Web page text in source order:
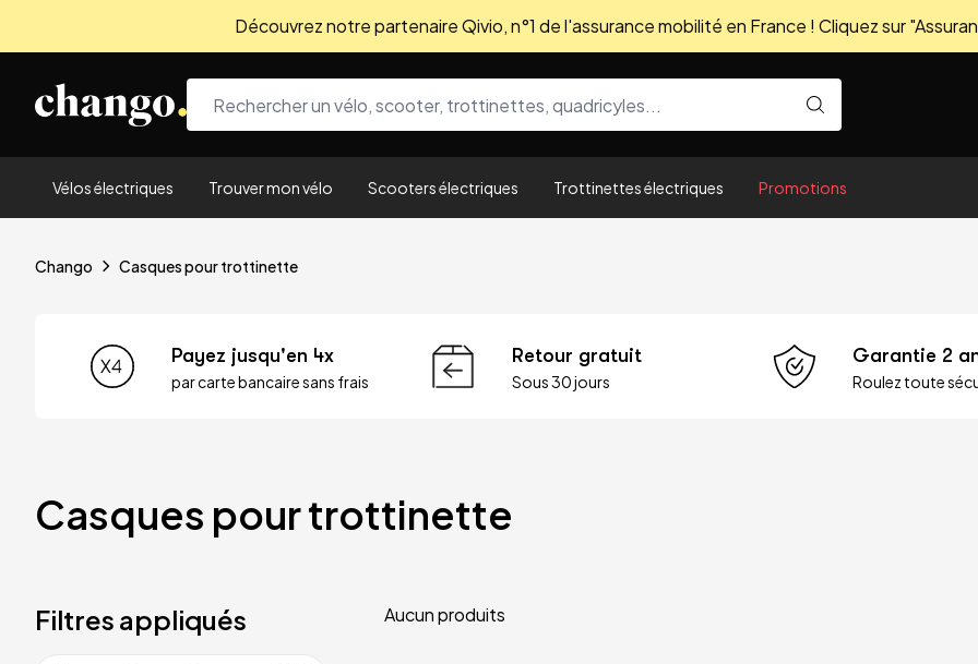
Découvrez notre partenaire Qivio, n°1 de l'assurance mobilité en France ! Cliquez sur
Vélos électriques Trouver mon vélo Scooters électriques Trottinettes électriques Promotions
Chango Casques pour trottinette
Payez jusqu'en 4x
par carte bancaire sans frais
Retour gratuit
Sous 30 jours
Garantie 2
Roulez toute
Casques pour trottinette
Filtres appliqués Aucun produits